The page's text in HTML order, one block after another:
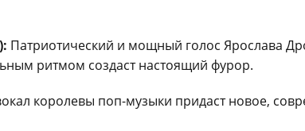
Патриотический и мощный голос Ярослава
ритмом создаст настоящий фурор.
королевы поп-музыки придаст новое,